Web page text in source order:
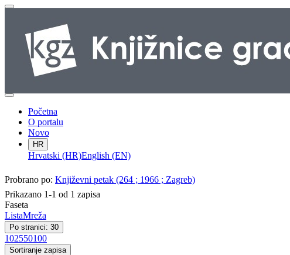
Početna
O portalu
Novo
HR
Hrvatski (HR)English (EN)
Probrano po: Književni petak (264 ; 1966 ; Zagreb)
Prikazano 1-1 od 1 zapisa
Faseta
ListaMreža
Po stranici: 30
102550100
Sortiranje zapisa